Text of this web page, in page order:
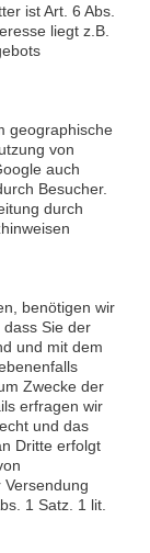
ist Art. 6 Abs.
liegt z.B.
geographische
von
auch
Besucher.
durch
benötigen wir
Sie der
und mit dem
Zwecke der
erfragen wir
und das
Dritte erfolgt
1 Satz. 1 lit.